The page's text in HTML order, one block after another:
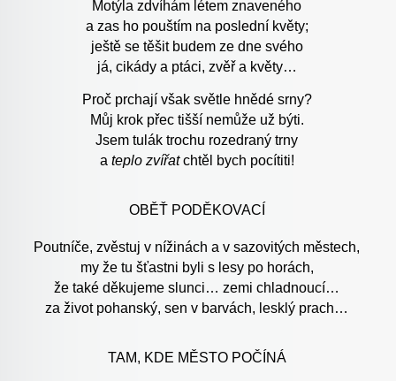
Motýla zdvíhám létem znaveného
a zas ho pouštím na poslední květy;
ještě se těšit budem ze dne svého
já, cikády a ptáci, zvěř a květy…
Proč prchají však světle hnědé srny?
Můj krok přec tišší nemůže už býti.
Jsem tulák trochu rozedraný trny
a teplo zvířatchtěl bych pocítiti!
OBĚŤ PODĚKOVACÍ
Poutníče, zvěstuj v nížinách a v sazovitých městech,
my že tu šťastni byli s lesy po horách,
že také děkujeme slunci… zemi chladnoucí…
za život pohanský, sen v barvách, lesklý prach…
TAM, KDE MĚSTO POČÍNÁ